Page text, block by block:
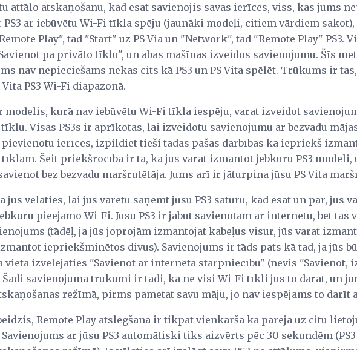
attālo atskaņošanu, kad esat savienojis savas ierīces, viss, kas jums
PS3 ar iebūvētu Wi-Fi tīkla spēju (jaunāki modeļi, citiem vārdiem
Play", tad "Start" uz PS Via un "Network", tad "Remote Play" PS3.
pa privāto tīklu", un abas mašīnas izveidos savienojumu. Šīs
nav nepieciešams nekas cits kā PS3 un PS Vita spēlēt. Trūkums ir
Vita PS3 Wi-Fi diapazonā.
modelis, kurā nav iebūvētu Wi-Fi tīkla iespēju, varat izveidot
Visas PS3s ir aprīkotas, lai izveidotu savienojumu ar bezvadu
pievienotu ierīces, izpildiet tieši tādas pašas darbības kā iepriekš
tīklam. Šeit priekšrocība ir tā, ka jūs varat izmantot jebkuru PS3
bez bezvadu maršrutētāja. Jums arī ir jāturpina jūsu PS Vita
jūs vēlaties, lai jūs varētu saņemt jūsu PS3 saturu, kad esat un par, jūs
pieejamo Wi-Fi. Jūsu PS3 ir jābūt savienotam ar internetu, bet tas
(tādēļ, ja jūs joprojām izmantojat kabeļus visur, jūs varat
iepriekšminētos divus). Savienojums ir tāds pats kā tad, ja jūs
vietā izvēlējāties "Savienot ar interneta starpniecību" (nevis "Savienot,
savienojuma trūkumi ir tādi, ka ne visi Wi-Fi tīkli jūs to darāt, un
režīmā, pirms pametat savu māju, jo nav iespējams to darīt
Remote Play atslēgšana ir tikpat vienkārša kā pāreja uz citu
Savienojums ar jūsu PS3 automātiski tiks aizvērts pēc 30 sekundēm